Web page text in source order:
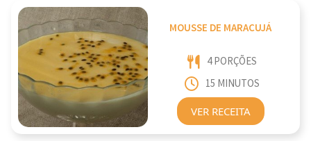
MOUSSE DE MARACUJÁ
4 PORÇÕES
15 MINUTOS
VER RECEITA